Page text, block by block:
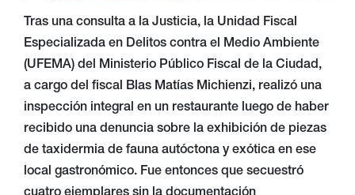
Tras una consulta a la Justicia, la Unidad Fiscal
Especializada en Delitos contra el Medio Ambiente
(UFEMA) del Ministerio Público Fiscal de la Ciudad,
a cargo del fiscal Blas Matías Michienzi, realizó una
inspección integral en un restaurante luego de haber
recibido una denuncia sobre la exhibición de piezas
de taxidermia de fauna autóctona y exótica en ese
local gastronómico. Fue entonces que secuestró